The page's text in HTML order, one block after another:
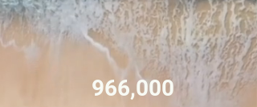
966,000